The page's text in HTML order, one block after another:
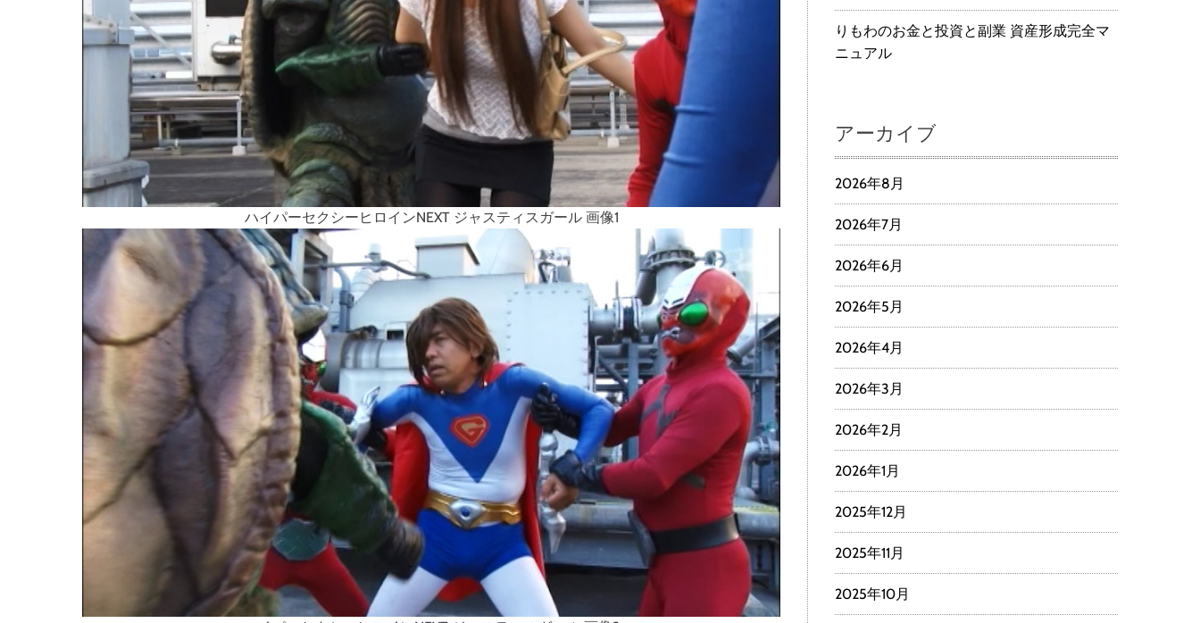
ハイパーセクシーヒロインNEXT ジャスティスガール 画像1
りもわのお金と投資と副業 資産形成完全マ
ニュアル
アーカイブ
2026年8月
2026年7月
2026年6月
2026年5月
2026年4月
2026年3月
2026年2月
2026年1月
2025年12月
2025年11月
2025年10月